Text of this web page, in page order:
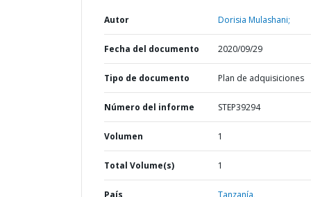
Autor Dorisia Mulashani;
Fecha del documento 2020/09/29
Tipo de documento Plan de adquisiciones
Número del informe STEP39294
Volumen 1
Total Volume(s) 1
País Tanzanía,